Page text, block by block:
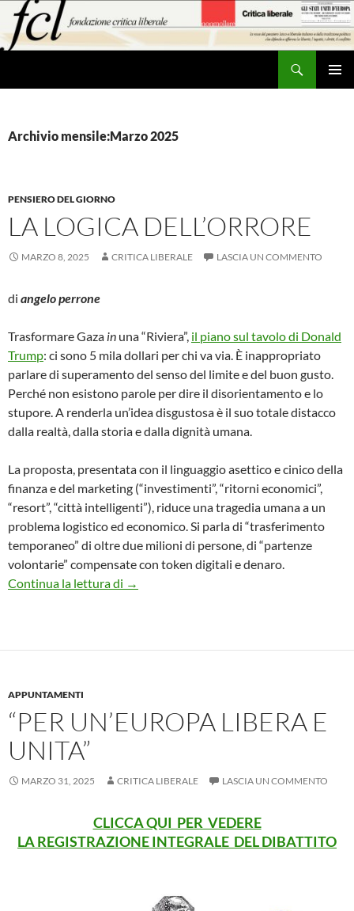
contenuto
Archivio mensile:Marzo 2025
PENSIERO DEL GIORNO
LA LOGICA DELL’ORRORE
MARZO 8, 2025 CRITICA LIBERALE LASCIA UN COMMENTO
di angelo perrone
Trasformare Gaza in una “Riviera”, il piano sul tavolo di Donald
Trump: ci sono 5 mila dollari per chi va via. È inappropriato
parlare di superamento del senso del limite e del buon gusto.
Perché non esistono parole per dire il disorientamento e lo
stupore. A renderla un’idea disgustosa è il suo totale distacco
dalla realtà, dalla storia e dalla dignità umana.
La proposta, presentata con il linguaggio asettico e cinico della
finanza e del marketing (“investimenti”, “ritorni economici”,
“resort”, “città intelligenti”), riduce una tragedia umana a un
problema logistico ed economico. Si parla di “trasferimento
temporaneo” di oltre due milioni di persone, di “partenze
volontarie” compensate con token digitali e denaro.
Continua la lettura di
La logica dell’orrore
→
APPUNTAMENTI
“PER UN’EUROPA LIBERA E
UNITA”
MARZO 31, 2025 CRITICA LIBERALE LASCIA UN COMMENTO
CLICCA QUI PER VEDERE
LA REGISTRAZIONEINTEGRALE DEL DIBATTITO